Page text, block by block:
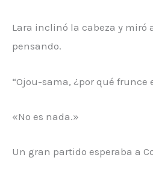
Lara inclinó la cabeza y miró
pensando.
“Ojou-sama, ¿por qué frunce
«No es nada.»
Un gran partido esperaba a